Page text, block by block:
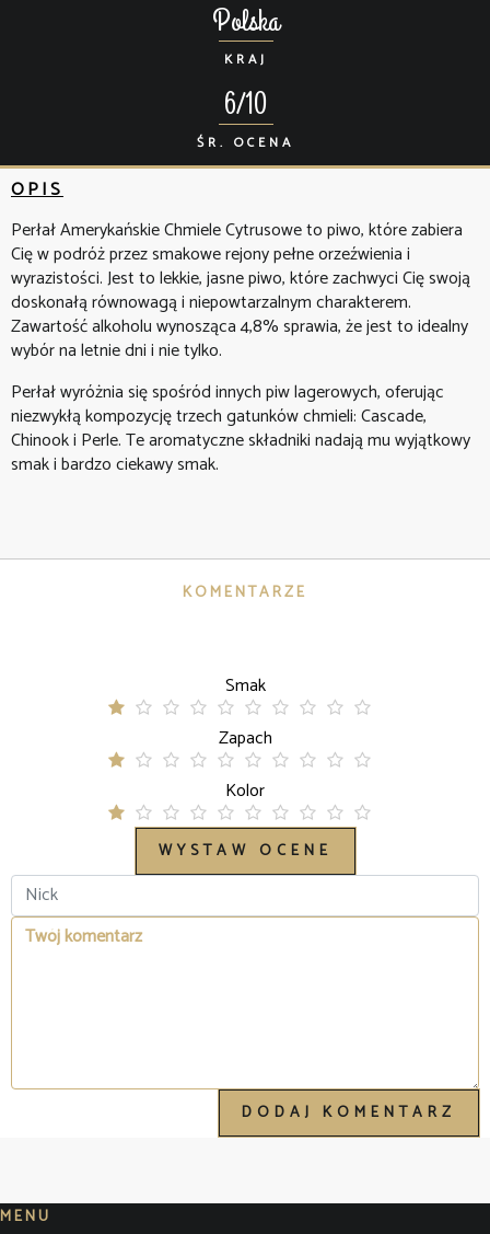
Polska
KRAJ
6/10
ŚR. OCENA
OPIS
Perłał Amerykańskie Chmiele Cytrusowe to piwo, które zabiera
Cię w podróż przez smakowe rejony pełne orzeźwienia i
wyrazistości. Jest to lekkie, jasne piwo, które zachwyci Cię swoją
doskonałą równowagą i niepowtarzalnym charakterem.
Zawartość alkoholu wynosząca 4,8% sprawia, że jest to idealny
wybór na letnie dni i nie tylko.
Perłał wyróżnia się spośród innych piw lagerowych, oferując
niezwykłą kompozycję trzech gatunków chmieli: Cascade,
Chinook i Perle. Te aromatyczne składniki nadają mu wyjątkowy
smak i bardzo ciekawy smak.
KOMENTARZE
Smak
Zapach
Kolor
DODAJ KOMENTARZ
MENU